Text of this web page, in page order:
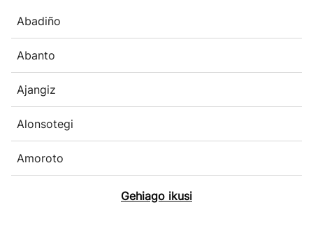
Abadiño
Abanto
Ajangiz
Alonsotegi
Amoroto
Gehiago ikusi